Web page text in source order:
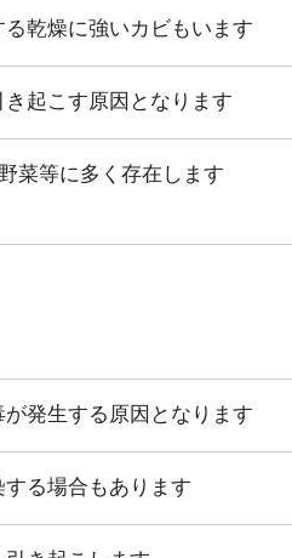
乾燥に強いカビもいます
起こす原因となります
菜等に多く存在します
発生する原因となります
る場合もあります